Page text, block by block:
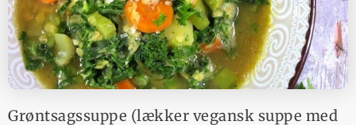
Grøntsagssuppe (lækker vegansk suppe med